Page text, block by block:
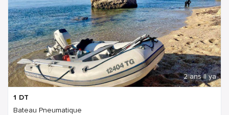
2 ans Il ya
1 DT
Bateau Pneumatique